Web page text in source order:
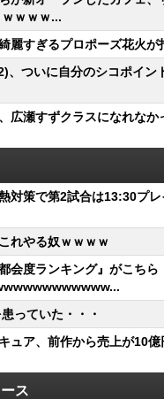
ｗｗｗ...
麗すぎるプロポーズ花火
、ついに自分のシコポイン
広瀬すずクラスになれなか
熱対策で第2試合は13:30プ
れやる奴ｗｗｗｗ
会度ランキング』がこちら
っていた・・・
ュア、前作から売上が10
ス